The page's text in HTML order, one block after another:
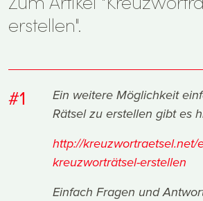
erstellen".
#1
Ein weitere Möglichkeit
Rätsel zu erstellen gibt es
http://kreuzwortraetsel.net/
kreuzworträtsel-erstellen
Einfach Fragen und